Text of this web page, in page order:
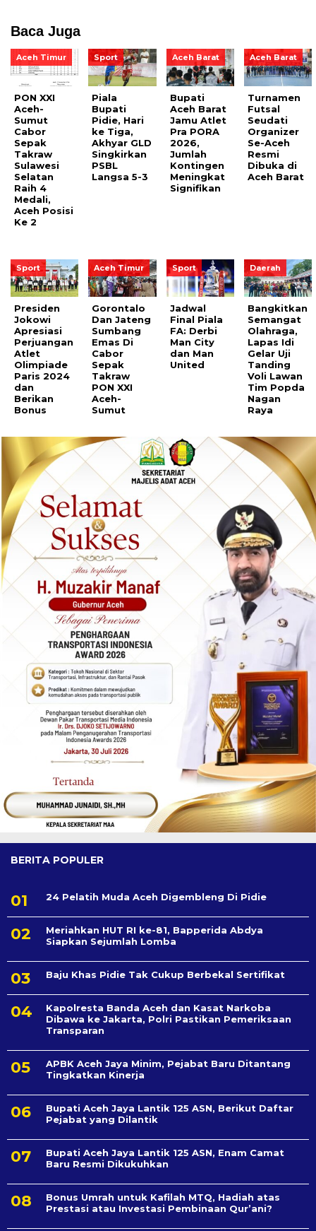
Baca Juga
Aceh Timur
PON XXI
Aceh-
Sumut
Cabor
Sepak
Takraw
Sulawesi
Selatan
Raih 4
Medali,
Aceh Posisi
Ke 2
Sport
Piala
Bupati
Pidie, Hari
ke Tiga,
Akhyar GLD
Singkirkan
PSBL
Langsa 5-3
Aceh Barat
Bupati
Aceh Barat
Jamu Atlet
Pra PORA
2026,
Jumlah
Kontingen
Meningkat
Signifikan
Aceh Barat
Turnamen
Futsal
Seudati
Organizer
Se-Aceh
Resmi
Dibuka di
Aceh Barat
Sport
Presiden
Jokowi
Apresiasi
Perjuangan
Atlet
Olimpiade
Paris 2024
dan
Berikan
Bonus
Aceh Timur
Gorontalo
Dan Jateng
Sumbang
Emas Di
Cabor
Sepak
Takraw
PON XXI
Aceh-
Sumut
Sport
Jadwal
Final Piala
FA: Derbi
Man City
dan Man
United
Daerah
Bangkitkan
Semangat
Olahraga,
Lapas Idi
Gelar Uji
Tanding
Voli Lawan
Tim Popda
Nagan
Raya
BERITA POPULER
24 Pelatih Muda Aceh Digembleng Di Pidie
Meriahkan HUT RI ke-81, Bapperida Abdya
Siapkan Sejumlah Lomba
Baju Khas Pidie Tak Cukup Berbekal Sertifikat
Kapolresta Banda Aceh dan Kasat Narkoba
Dibawa ke Jakarta, Polri Pastikan Pemeriksaan
Transparan
APBK Aceh Jaya Minim, Pejabat Baru Ditantang
Tingkatkan Kinerja
Bupati Aceh Jaya Lantik 125 ASN, Berikut Daftar
Pejabat yang Dilantik
Bupati Aceh Jaya Lantik 125 ASN, Enam Camat
Baru Resmi Dikukuhkan
Bonus Umrah untuk Kafilah MTQ, Hadiah atas
Prestasi atau Investasi Pembinaan Qur’ani?